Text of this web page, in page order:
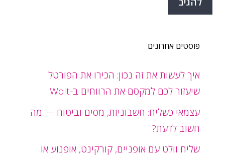
פוסטים אחרונים
איך לעשות את זה נכון: הכירו את הפורטל
שיעזור לכם למקסם את הרווחים ב-Wolt
עצמאי כשליח: חשבוניות, מסים וביטוח — מה
חשוב לדעת?
שליח וולט עם אופניים, קורקינט, אופנוע או